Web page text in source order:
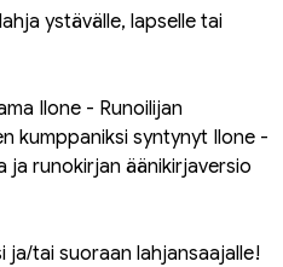
ystävälle, lapselle tai
Ilone - Runoilijan
kumppaniksi syntynyt Ilone -
ja runokirjan äänikirjaversio
ja/tai suoraan lahjansaajalle!